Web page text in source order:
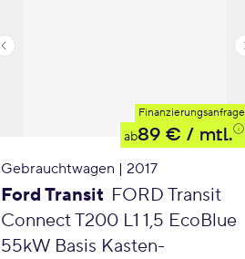
Finanzierungsanfrage
ab89 € / mtl.
Gebrauchtwagen | 2017
Ford Transit FORD Transit
Connect T200 L1 1,5 EcoBlue
55kW Basis Kasten-